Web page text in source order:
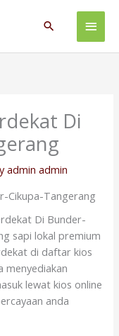
Main
Search
Di
admin admin
Cikupa-Tangerang
Di Bunder-
sapi lokal premium
di daftar kios
menyediakan
lewat kios online
anda